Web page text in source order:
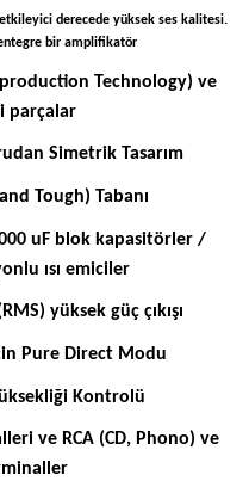
derecede yüksek ses kalitesi.
bir amplifikatör
Technology) ve
parçalar
Simetrik Tasarım
Tough) Tabanı
uF blok kapasitörler /
ısı emiciler
yüksek güç çıkışı
Pure Direct Modu
Kontrolü
ve RCA (CD, Phono) ve